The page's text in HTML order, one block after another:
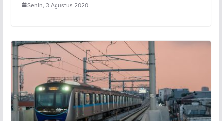
Senin, 3 Agustus 2020